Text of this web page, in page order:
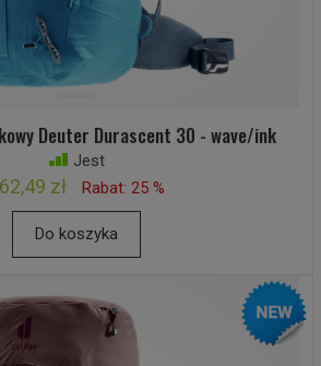
Deuter Durascent 30 - wave/ink
Jest
zł Rabat: 25 %
Do koszyka